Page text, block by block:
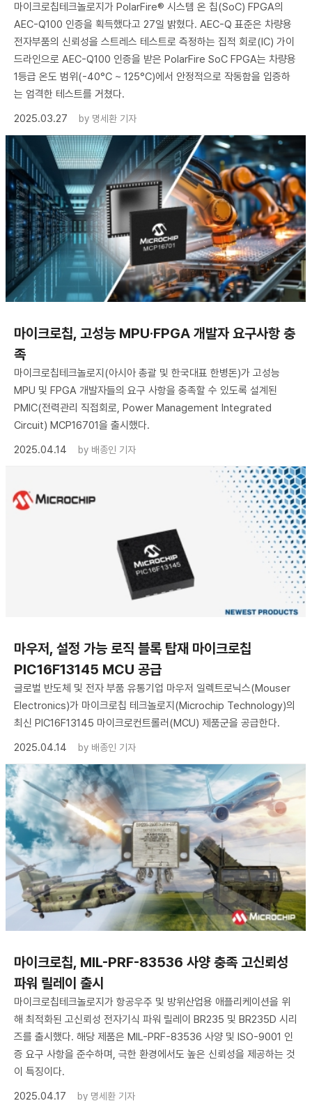
마이크로칩테크놀로지가 PolarFire® 시스템 온 칩(SoC) FPGA의
AEC-Q100 인증을 획득했다고 27일 밝혔다. AEC-Q 표준은 차량용
전자부품의 신뢰성을 스트레스 테스트로 측정하는 집적 회로(IC) 가이
드라인으로 AEC-Q100 인증을 받은 PolarFire SoC FPGA는 차량용
1등급 온도 범위(-40°C ~ 125°C)에서 안정적으로 작동함을 입증하
는 엄격한 테스트를 거쳤다.
2025.03.27
by 명세환 기자
마이크로칩, 고성능 MPU·FPGA 개발자 요구사항 충
족
마이크로칩테크놀로지(아시아 총괄 및 한국대표 한병돈)가 고성능
MPU 및 FPGA 개발자들의 요구 사항을 충족할 수 있도록 설계된
PMIC(전력관리 직접회로, Power Management Integrated
Circuit) MCP16701을 출시했다.
2025.04.14
by 배종인 기자
마우저, 설정 가능 로직 블록 탑재 마이크로칩
PIC16F13145 MCU 공급
글로벌 반도체 및 전자 부품 유통기업 마우저 일렉트로닉스(Mouser
Electronics)가 마이크로칩 테크놀로지(Microchip Technology)의
최신 PIC16F13145 마이크로컨트롤러(MCU) 제품군을 공급한다.
2025.04.14
by 배종인 기자
마이크로칩, MIL-PRF-83536 사양 충족 고신뢰성
파워 릴레이 출시
마이크로칩테크놀로지가 항공우주 및 방위산업용 애플리케이션을 위
해 최적화된 고신뢰성 전자기식 파워 릴레이 BR235 및 BR235D 시리
즈를 출시했다. 해당 제품은 MIL-PRF-83536 사양 및 ISO-9001 인
증 요구 사항을 준수하며, 극한 환경에서도 높은 신뢰성을 제공하는 것
이 특징이다.
2025.04.17
by 명세환 기자